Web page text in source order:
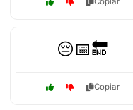
😔📅🔚
Copiar